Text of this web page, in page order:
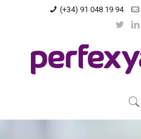
(+34) 91 048 19 94